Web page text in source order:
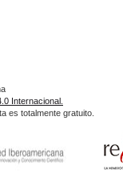
Internacional.
es totalmente gratuito.